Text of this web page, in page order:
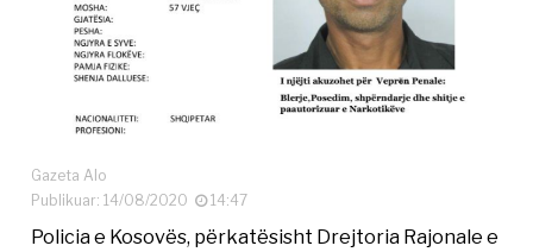
Gazeta Alo
Publikuar: 14/08/2020
14:47
Policia e Kosovës, përkatësisht Drejtoria Rajonale e